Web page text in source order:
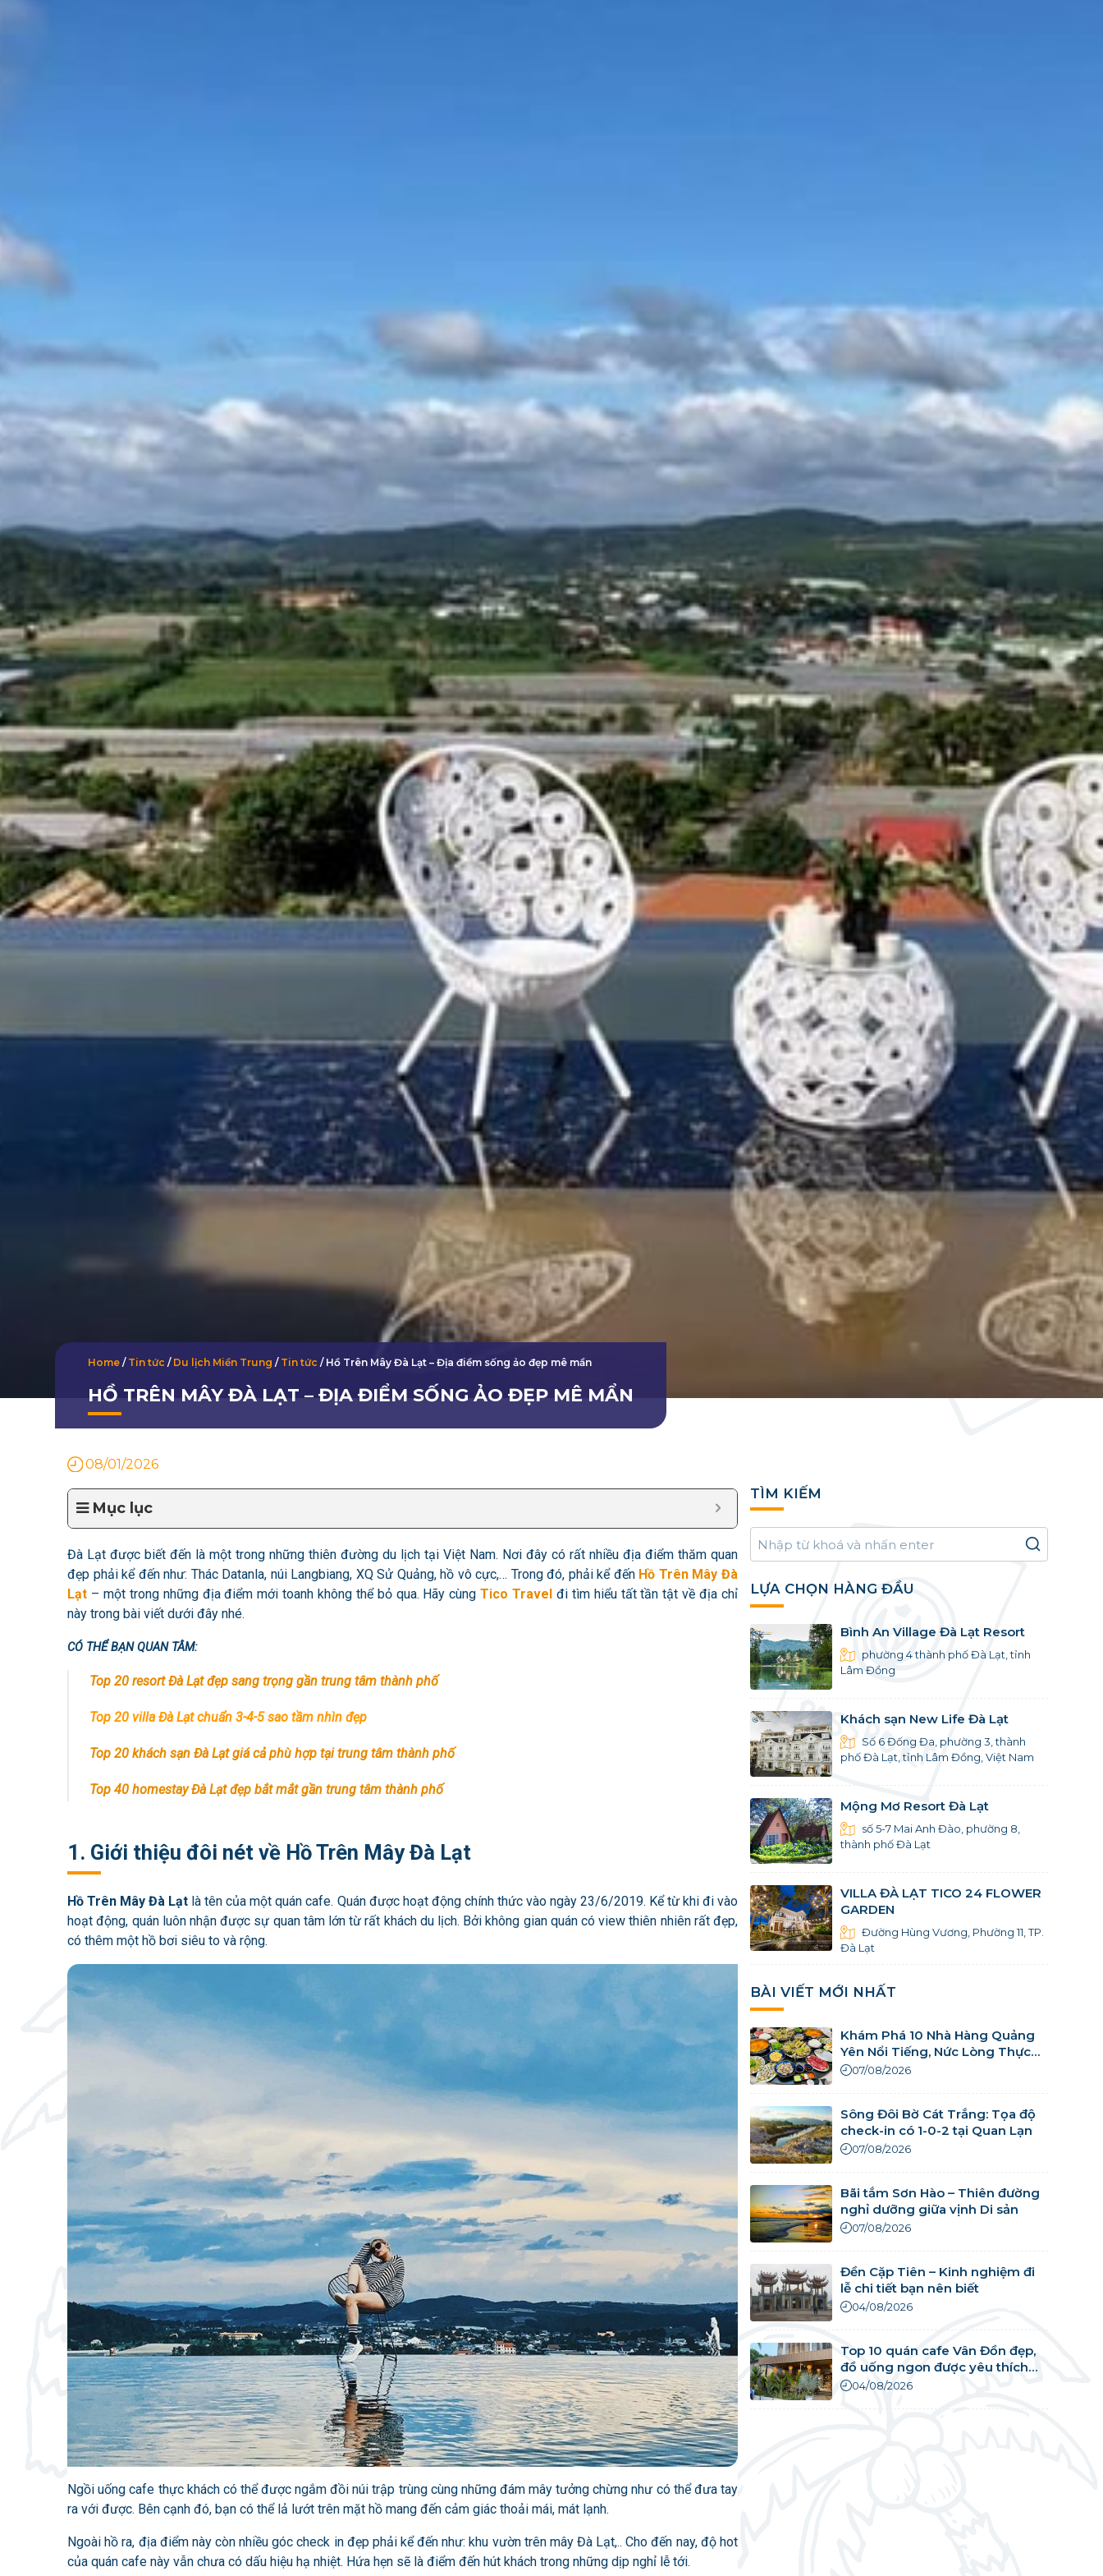
Home / Tin tức / Du lịch Miền Trung / Tin tức / Hồ Trên Mây Đà Lạt – Địa điểm sống ảo đẹp mê mẩn
HỒ TRÊN MÂY ĐÀ LẠT – ĐỊA ĐIỂM SỐNG ẢO ĐẸP MÊ MẨN
08/01/2026
Mục lục
Đà Lạt được biết đến là một trong những thiên đường du lịch tại Việt Nam. Nơi đây có rất nhiều địa điểm thăm quan
đẹp phải kể đến như: Thác Datanla, núi Langbiang, XQ Sử Quảng, hồ vô cực,… Trong đó, phải kể đến Hồ Trên Mây Đà
Lạt – một trong những địa điểm mới toanh không thể bỏ qua. Hãy cùng Tico Travel đi tìm hiểu tất tần tật về địa chỉ
này trong bài viết dưới đây nhé.
CÓ THỂ BẠN QUAN TÂM:
Top 20 resort Đà Lạt đẹp sang trọng gần trung tâm thành phố
Top 20 villa Đà Lạt chuẩn 3-4-5 sao tầm nhìn đẹp
Top 20 khách sạn Đà Lạt giá cả phù hợp tại trung tâm thành phố
Top 40 homestay Đà Lạt đẹp bắt mắt gần trung tâm thành phố
1. Giới thiệu đôi nét về Hồ Trên Mây Đà Lạt
Hồ Trên Mây Đà Lạt là tên của một quán cafe. Quán được hoạt động chính thức vào ngày 23/6/2019. Kể từ khi đi vào
hoạt động, quán luôn nhận được sự quan tâm lớn từ rất khách du lịch. Bởi không gian quán có view thiên nhiên rất đẹp,
có thêm một hồ bơi siêu to và rộng.
Ngồi uống cafe thực khách có thể được ngắm đồi núi trập trùng cùng những đám mây tưởng chừng như có thể đưa tay
ra với được. Bên cạnh đó, bạn có thể lả lướt trên mặt hồ mang đến cảm giác thoải mái, mát lạnh.
Ngoài hồ ra, địa điểm này còn nhiều góc check in đẹp phải kể đến như: khu vườn trên mây Đà Lạt,.. Cho đến nay, độ hot
của quán cafe này vẫn chưa có dấu hiệu hạ nhiệt. Hứa hẹn sẽ là điểm đến hút khách trong những dịp nghỉ lễ tới.
TÌM KIẾM
LỰA CHỌN HÀNG ĐẦU
Bình An Village Đà Lạt Resort
phường 4 thành phố Đà Lạt, tỉnh
Lâm Đồng
Khách sạn New Life Đà Lạt
Số 6 Đống Đa, phường 3, thành
phố Đà Lạt, tỉnh Lâm Đồng, Việt Nam
Mộng Mơ Resort Đà Lạt
số 5-7 Mai Anh Đào, phường 8,
thành phố Đà Lạt
VILLA ĐÀ LẠT TICO 24 FLOWER
GARDEN
Đường Hùng Vương, Phường 11, TP.
Đà Lạt
BÀI VIẾT MỚI NHẤT
Khám Phá 10 Nhà Hàng Quảng
Yên Nổi Tiếng, Nức Lòng Thực
Khách
07/08/2026
Sông Đôi Bờ Cát Trắng: Tọa độ
check-in có 1-0-2 tại Quan Lạn
07/08/2026
Bãi tắm Sơn Hào – Thiên đường
nghỉ dưỡng giữa vịnh Di sản
07/08/2026
Đền Cặp Tiên – Kinh nghiệm đi
lễ chi tiết bạn nên biết
04/08/2026
Top 10 quán cafe Vân Đồn đẹp,
đồ uống ngon được yêu thích
nhất
04/08/2026